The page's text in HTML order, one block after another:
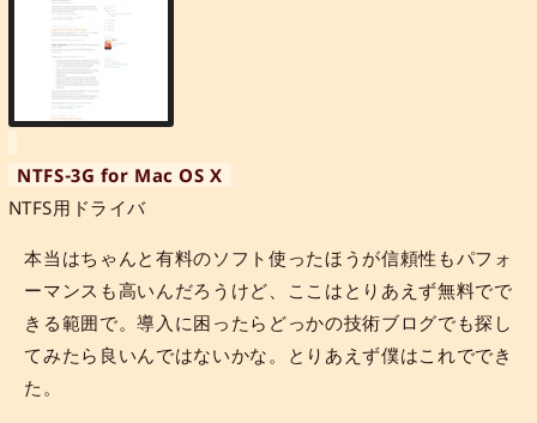
NTFS-3G for Mac OS X
NTFS用ドライバ
本当はちゃんと有料のソフト使ったほうが信頼性もパフォ
ーマンスも高いんだろうけど、ここはとりあえず無料でで
きる範囲で。導入に困ったらどっかの技術ブログでも探し
てみたら良いんではないかな。とりあえず僕はこれででき
た。